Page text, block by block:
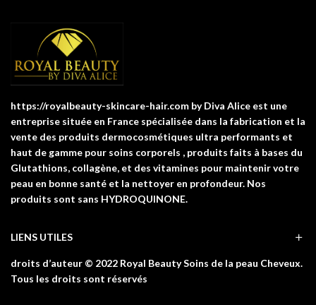
https://royalbeauty-skincare-hair.com by Diva Alice est une
entreprise située en France spécialisée dans la fabrication et la
vente des produits dermocosmétiques ultra performants et
haut de gamme pour soins corporels , produits faits à bases du
Glutathions, collagène, et des vitamines pour maintenir votre
peau en bonne santé et la nettoyer en profondeur. Nos
produits sont sans HYDROQUINONE.
LIENS UTILES
droits d’auteur © 2022 Royal Beauty Soins de la peau Cheveux.
Tous les droits sont réservés